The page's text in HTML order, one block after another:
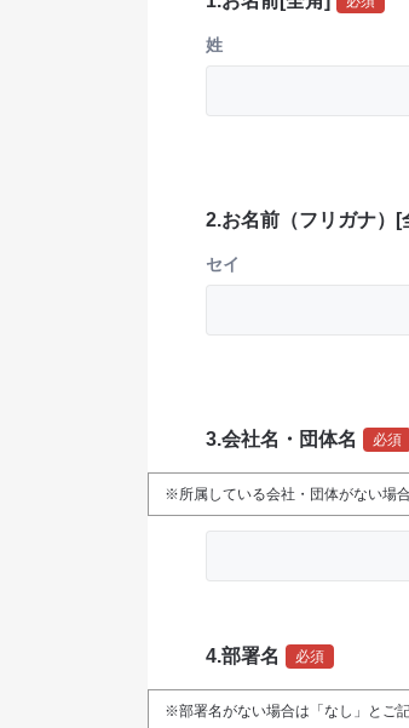
姓
2.お名前（フリガナ）[
セイ
3.会社名・団体名 必須
※所属している会社・団体がない場
4.部署名 必須
※部署名がない場合は「なし」とご記